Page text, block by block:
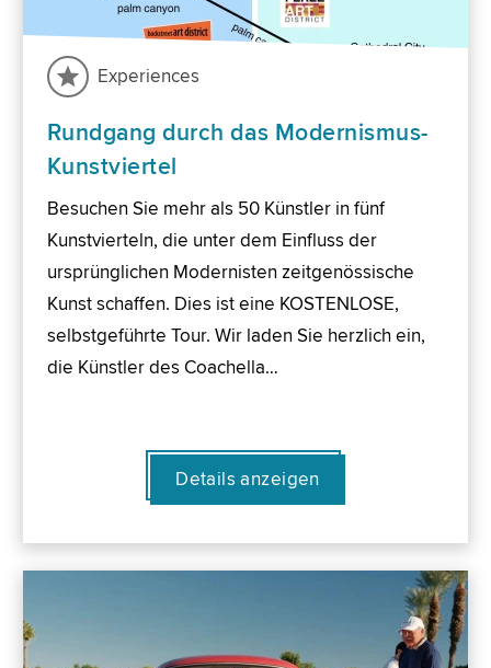
Experiences
Rundgang durch das Modernismus-
Kunstviertel
Besuchen Sie mehr als 50 Künstler in fünf
Kunstvierteln, die unter dem Einfluss der
ursprünglichen Modernisten zeitgenössische
Kunst schaffen. Dies ist eine KOSTENLOSE,
selbstgeführte Tour. Wir laden Sie herzlich ein,
die Künstler des Coachella…
Details anzeigen